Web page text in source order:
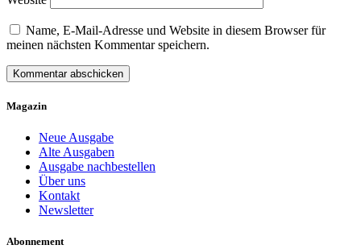
Name, E-Mail-Adresse und Website in diesem Browser für
meinen nächsten Kommentar speichern.
Magazin
Neue Ausgabe
Alte Ausgaben
Ausgabe nachbestellen
Über uns
Kontakt
Newsletter
Abonnement